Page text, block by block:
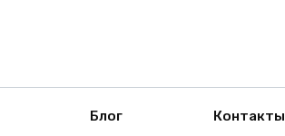
Блог Контакты